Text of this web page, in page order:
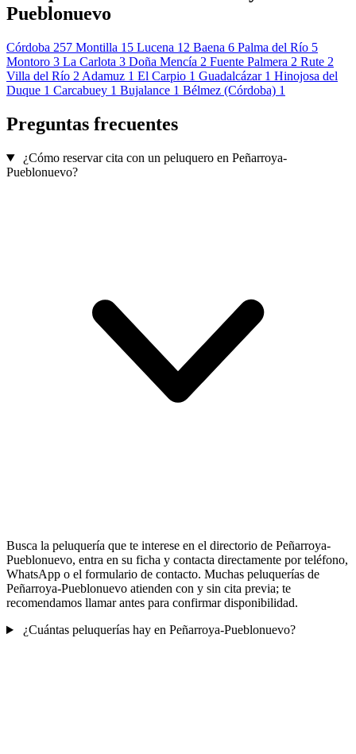
Pueblonuevo
Córdoba 257 Montilla 15 Lucena 12 Baena 6 Palma del Río 5
Montoro 3 La Carlota 3 Doña Mencía 2 Fuente Palmera 2 Rute 2
Villa del Río 2 Adamuz 1 El Carpio 1 Guadalcázar 1 Hinojosa del
Duque 1 Carcabuey 1 Bujalance 1 Bélmez (Córdoba) 1
Preguntas frecuentes
¿Cómo reservar cita con un peluquero en Peñarroya-
Pueblonuevo?
Busca la peluquería que te interese en el directorio de Peñarroya-
Pueblonuevo, entra en su ficha y contacta directamente por teléfono,
WhatsApp o el formulario de contacto. Muchas peluquerías de
Peñarroya-Pueblonuevo atienden con y sin cita previa; te
recomendamos llamar antes para confirmar disponibilidad.
¿Cuántas peluquerías hay en Peñarroya-Pueblonuevo?